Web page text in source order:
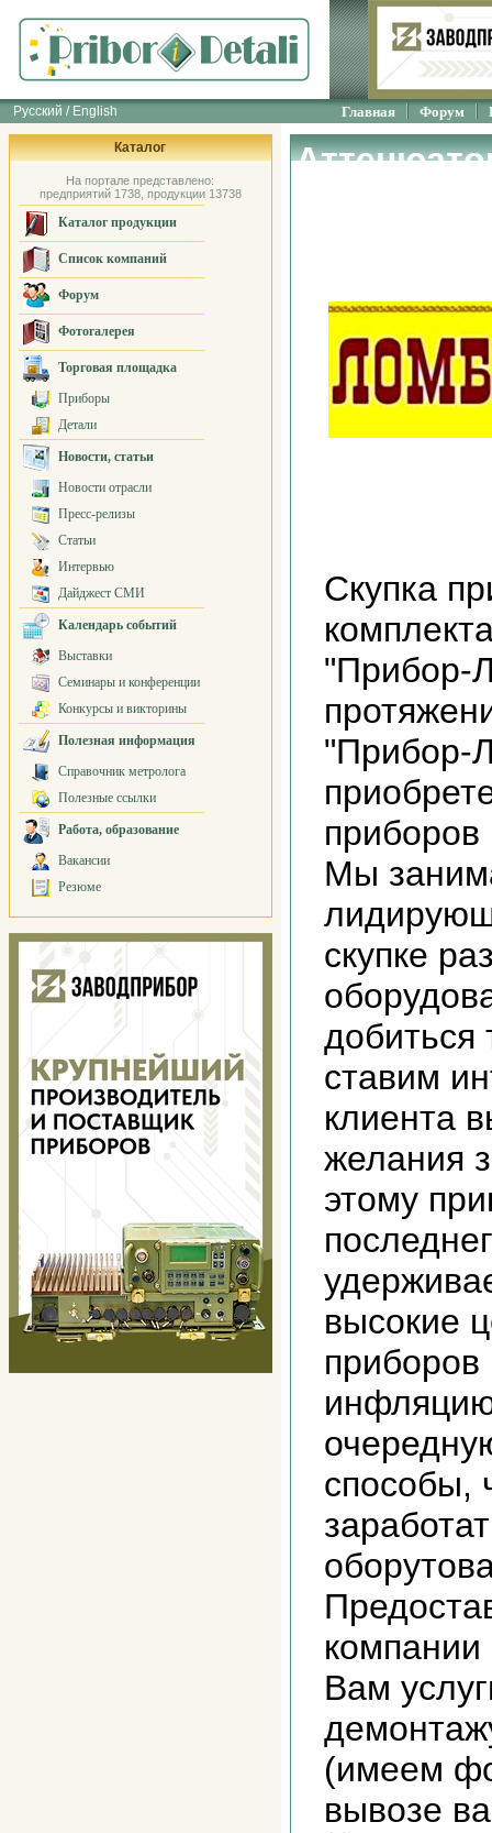
Русский / English Главная Форум
Каталог
На портале представлено:
предприятий 1738, продукции 13738
Каталог продукции
Список компаний
Форум
Фотогалерея
Торговая площадка
Приборы
Детали
Новости, статьи
Новости отрасли
Пресс-релизы
Статьи
Интервью
Дайджест СМИ
Календарь событий
Выставки
Семинары и конференции
Конкурсы и викторины
Полезная информация
Справочник метролога
Полезные ссылки
Работа, образование
Вакансии
Резюме
Скупка
"Прибор-
"Прибор-
Мы
скупке
добиться
ставим
клиента
желания
этому
высокие
способы,
Вам
(имеем
вывозе